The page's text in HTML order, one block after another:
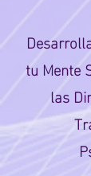
tu Mente
las